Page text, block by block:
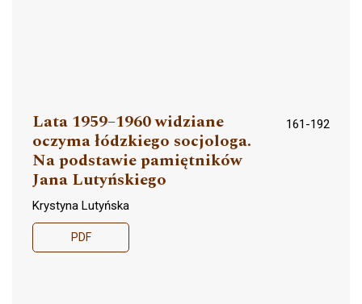
Lata 1959–1960 widziane
oczyma łódzkiego socjologa.
Na podstawie pamiętników
Jana Lutyńskiego
161-192
Krystyna Lutyńska
PDF